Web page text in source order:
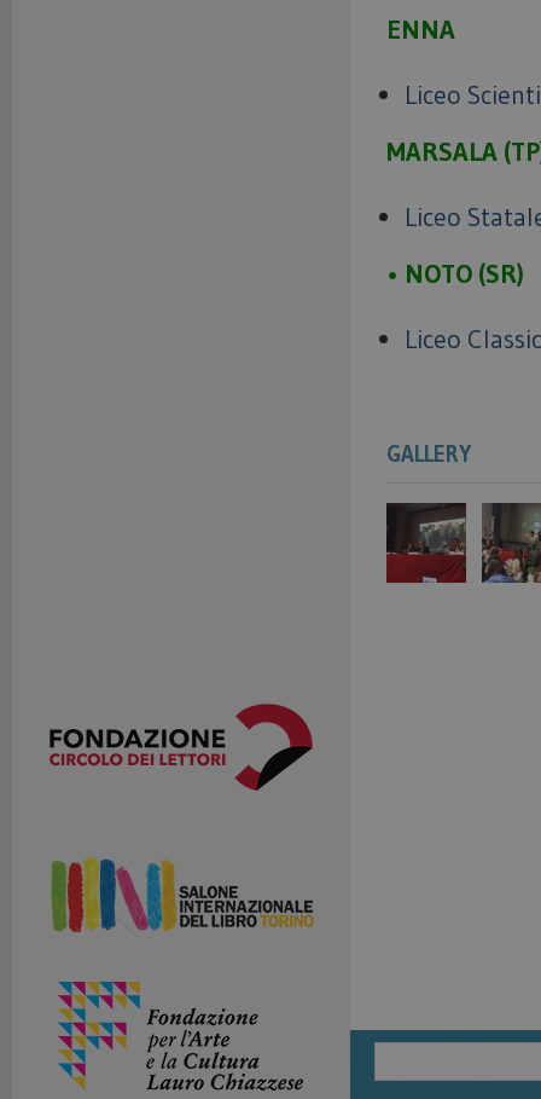
ENNA
Liceo
MARSALA
Liceo
• NOTO (SR)
Liceo
GALLERY